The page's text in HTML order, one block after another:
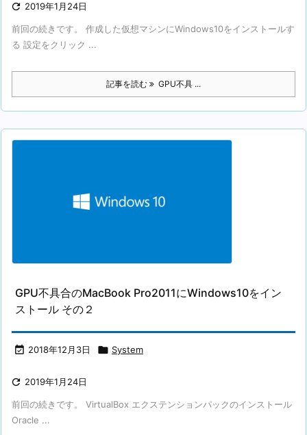
 2019年1月24日
前回の続きです。 作成した仮想マシンにWindows10をインストールす
る 設定をクリック ...
記事を読む GPU不具 ...
GPU不具合のMacBook Pro2011にWindows10をイン
ストール その２
 2018年12月3日  System
 2019年1月24日
前回の続きです。 VirtualBox エクステンションパックのインストール
Oracle ...